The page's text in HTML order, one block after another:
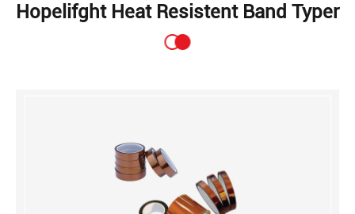
Hopelifght Heat Resistent Band Typer
Akrylisk häftning av kapton band